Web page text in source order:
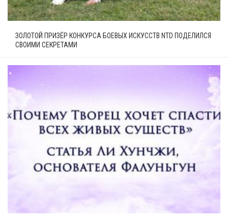
ЗОЛОТОЙ ПРИЗЁР КОНКУРСА БОЕВЫХ ИСКУССТВ NTD ПОДЕЛИЛСЯ
СВОИМИ СЕКРЕТАМИ